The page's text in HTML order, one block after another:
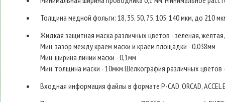
Толщина медной фольги: 18, 35, 50, 75, 105, 140 мкм, до 210
Жидкая защитная маска различных цветов - зеленая, желтая,
Мин. зазор между краем маски и краем площадки - 0,038мм
Мин. ширина линии маски - 0,1мм
Мин. толщина маски - 10мкм Шелкография различных
Входная информация файлы в формате Р-CAD, ORCAD, АССЕL